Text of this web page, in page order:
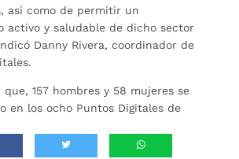
así como de permitir un
activo y saludable de dicho sector
Danny Rivera, coordinador de
que, 157 hombres y 58 mujeres se
en los ocho Puntos Digitales de